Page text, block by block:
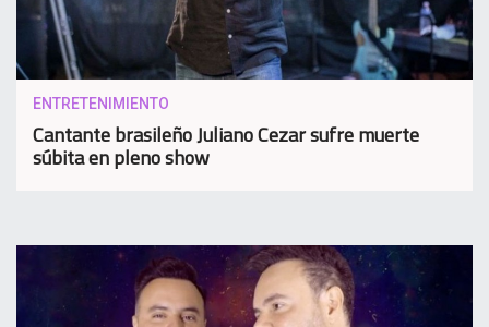
ENTRETENIMIENTO
Cantante brasileño Juliano Cezar sufre muerte
súbita en pleno show